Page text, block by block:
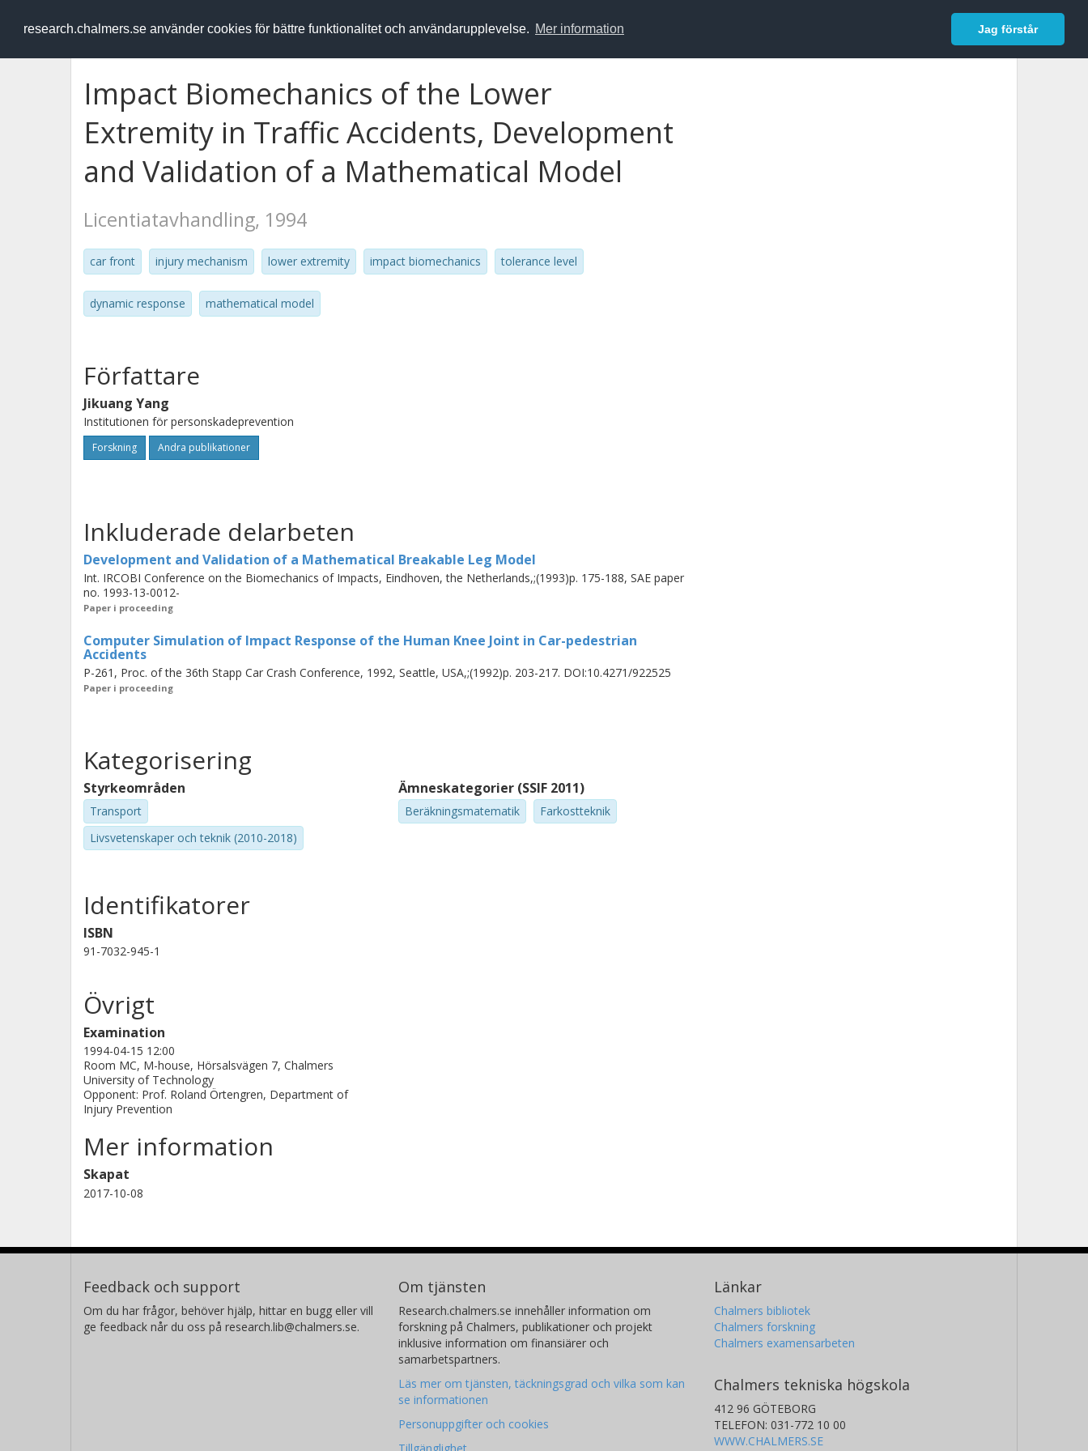
research.chalmers.se använder cookies för bättre funktionalitet och användarupplevelse. Mer information Jag förstår
RESEARCH.chalmers.se Logga in
Impact Biomechanics of the Lower
Extremity in Traffic Accidents, Development
and Validation of a Mathematical Model
Licentiatavhandling, 1994
car front injury mechanism lower extremity impact biomechanics tolerance level
dynamic response mathematical model
Författare
Jikuang Yang
Institutionen för personskadeprevention
Forskning Andra publikationer
Inkluderade delarbeten
Development and Validation of a Mathematical Breakable Leg Model
Int. IRCOBI Conference on the Biomechanics of Impacts, Eindhoven, the Netherlands,;(1993)p. 175-188, SAE paper
no. 1993-13-0012-
Paper i proceeding
Computer Simulation of Impact Response of the Human Knee Joint in Car-pedestrian
Accidents
P-261, Proc. of the 36th Stapp Car Crash Conference, 1992, Seattle, USA,;(1992)p. 203-217. DOI:10.4271/922525
Paper i proceeding
Kategorisering
Styrkeområden
Transport
Livsvetenskaper och teknik (2010-2018)
Ämneskategorier (SSIF 2011)
Beräkningsmatematik Farkostteknik
Identifikatorer
ISBN
91-7032-945-1
Övrigt
Examination
1994-04-15 12:00
Room MC, M-house, Hörsalsvägen 7, Chalmers
University of Technology
Opponent: Prof. Roland Örtengren, Department of
Injury Prevention
Mer information
Skapat
2017-10-08
Feedback och support
Om du har frågor, behöver hjälp, hittar en bugg eller vill
ge feedback når du oss på research.lib@chalmers.se.
Om tjänsten
Research.chalmers.se innehåller information om
forskning på Chalmers, publikationer och projekt
inklusive information om finansiärer och
samarbetspartners.
Läs mer om tjänsten, täckningsgrad och vilka som kan
se informationen
Personuppgifter och cookies
Tillgänglighet
Länkar
Chalmers bibliotek
Chalmers forskning
Chalmers examensarbeten
Chalmers tekniska högskola
412 96 GÖTEBORG
TELEFON: 031-772 10 00
WWW.CHALMERS.SE